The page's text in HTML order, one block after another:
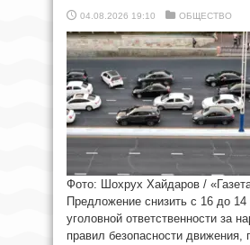
04.08.2026 19:10 ОБЩЕСТВО
Фото: Шохрух Хайдаров /
Предложение снизить с 16 до 14
уголовной ответственности за
правил безопасности движения,